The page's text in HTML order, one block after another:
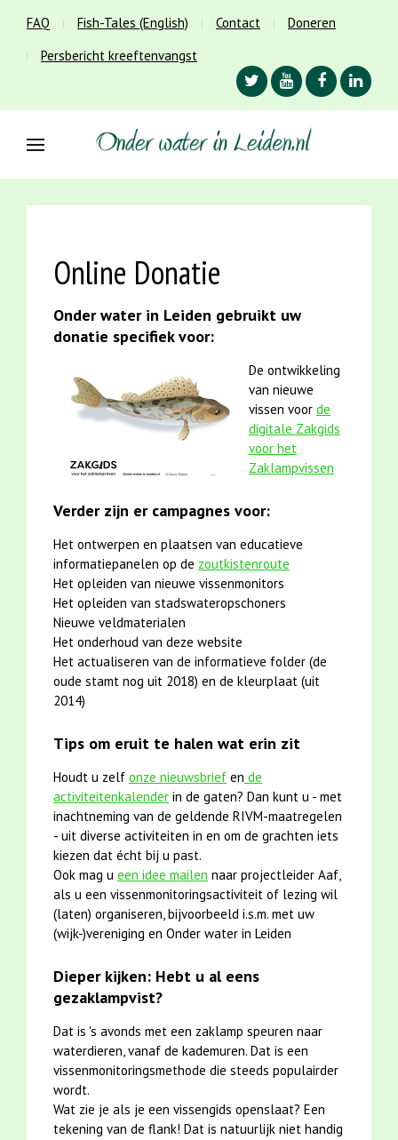
FAQ Fish-Tales (English) Contact
Doneren
Persbericht kreeftenvangst
Online Donatie
Onder water in Leiden gebruikt uw
donatie specifiek voor:
De ontwikkeling
van nieuwe
vissen voor de
digitale Zakgids
voor het
Zaklampvissen
Verder zijn er campagnes voor:
Het ontwerpen en plaatsen van educatieve
informatiepanelen op de zoutkistenroute
Het opleiden van nieuwe vissenmonitors
Het opleiden van stadswateropschoners
Nieuwe veldmaterialen
Het onderhoud van deze website
Het actualiseren van de informatieve folder (de
oude stamt nog uit 2018) en de kleurplaat (uit
2014)
Tips om eruit te halen wat erin zit
Houdt u zelf onze nieuwsbrief en de
activiteitenkalender in de gaten? Dan kunt u - met
inachtneming van de geldende RIVM-maatregelen
- uit diverse activiteiten in en om de grachten iets
kiezen dat écht bij u past.
Ook mag u een idee mailen naar projectleider Aaf,
als u een vissenmonitoringsactiviteit of lezing wil
(laten) organiseren, bijvoorbeeld i.s.m. met uw
(wijk-)vereniging en Onder water in Leiden
Dieper kijken: Hebt u al eens
gezaklampvist?
Dat is 's avonds met een zaklamp speuren naar
waterdieren, vanaf de kademuren. Dat is een
vissenmonitoringsmethode die steeds populairder
wordt.
Wat zie je als je een vissengids openslaat? Een
tekening van de flank! Dat is natuurlijk niet handig